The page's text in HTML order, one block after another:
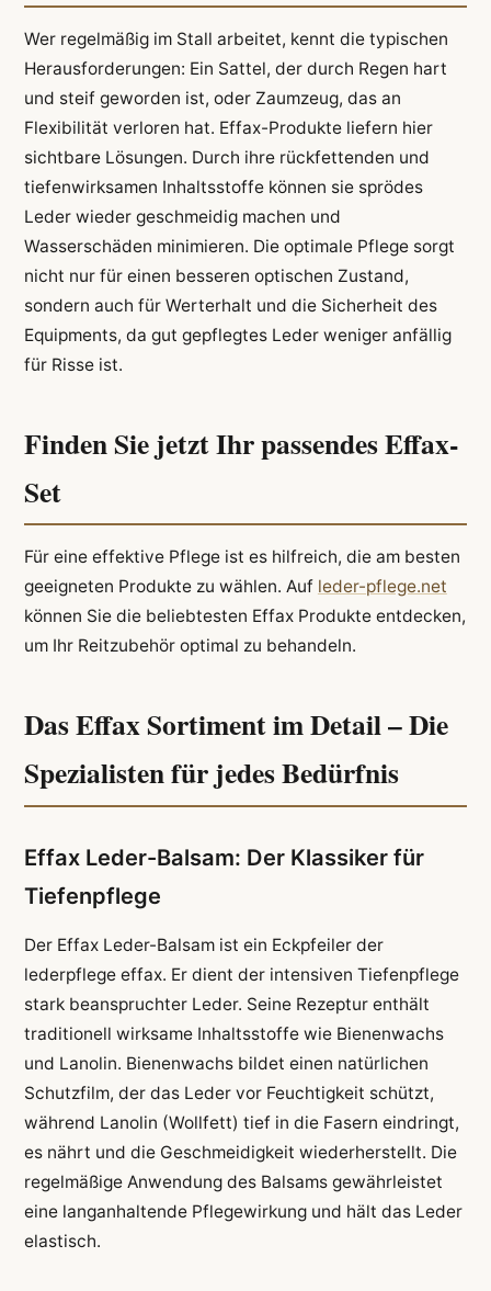
Wer regelmäßig im Stall arbeitet, kennt die typischen
Herausforderungen: Ein Sattel, der durch Regen hart
und steif geworden ist, oder Zaumzeug, das an
Flexibilität verloren hat. Effax-Produkte liefern hier
sichtbare Lösungen. Durch ihre rückfettenden und
tiefenwirksamen Inhaltsstoffe können sie sprödes
Leder wieder geschmeidig machen und
Wasserschäden minimieren. Die optimale Pflege sorgt
nicht nur für einen besseren optischen Zustand,
sondern auch für Werterhalt und die Sicherheit des
Equipments, da gut gepflegtes Leder weniger anfällig
für Risse ist.
Finden Sie jetzt Ihr passendes Effax-
Set
Für eine effektive Pflege ist es hilfreich, die am besten
geeigneten Produkte zu wählen. Auf leder-pflege.net
können Sie die beliebtesten Effax Produkte entdecken,
um Ihr Reitzubehör optimal zu behandeln.
Das Effax Sortiment im Detail – Die
Spezialisten für jedes Bedürfnis
Effax Leder-Balsam: Der Klassiker für
Tiefenpflege
Der Effax Leder-Balsam ist ein Eckpfeiler der
lederpflege effax. Er dient der intensiven Tiefenpflege
stark beanspruchter Leder. Seine Rezeptur enthält
traditionell wirksame Inhaltsstoffe wie Bienenwachs
und Lanolin. Bienenwachs bildet einen natürlichen
Schutzfilm, der das Leder vor Feuchtigkeit schützt,
während Lanolin (Wollfett) tief in die Fasern eindringt,
es nährt und die Geschmeidigkeit wiederherstellt. Die
regelmäßige Anwendung des Balsams gewährleistet
eine langanhaltende Pflegewirkung und hält das Leder
elastisch.